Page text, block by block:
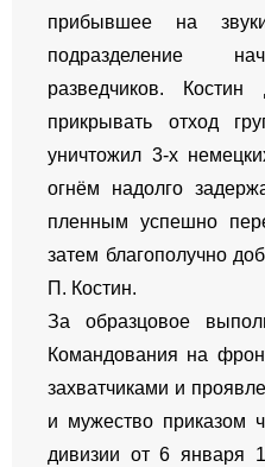
прибывшее на
подразделение
разведчиков. Костин
прикрывать отход
уничтожил 3-х
огнём надолго
пленным успешно
затем благополучно
П. Костин.
За образцовое
Командования на
захватчиками и
и мужество приказом
дивизии от 6 января